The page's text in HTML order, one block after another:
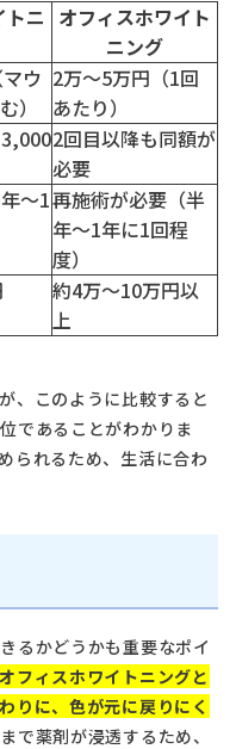
トニ オフィスホワイト
ニング
ウ
）
2万～5万円（1回
あたり）
2回目以降も同額が
必要
～1再施術が必要（半
年～1年に1回程
度）
約4万～10万円以
上
、このように比較すると
であることがわかりま
られるため、生活に合わ
るかどうかも重要なポイ
フィスホワイトニングと
りに、色が元に戻りにく
で薬剤が浸透するため、